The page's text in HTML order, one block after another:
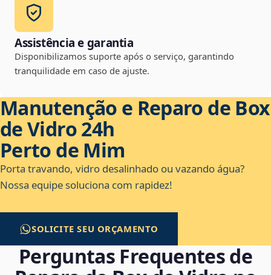
Assistência e garantia
Disponibilizamos suporte após o serviço, garantindo
tranquilidade em caso de ajuste.
Manutenção e Reparo de Box
de Vidro 24h
Perto de Mim
Porta travando, vidro desalinhado ou vazando água?
Nossa equipe soluciona com rapidez!
SOLICITE SEU ORÇAMENTO
Perguntas Frequentes de